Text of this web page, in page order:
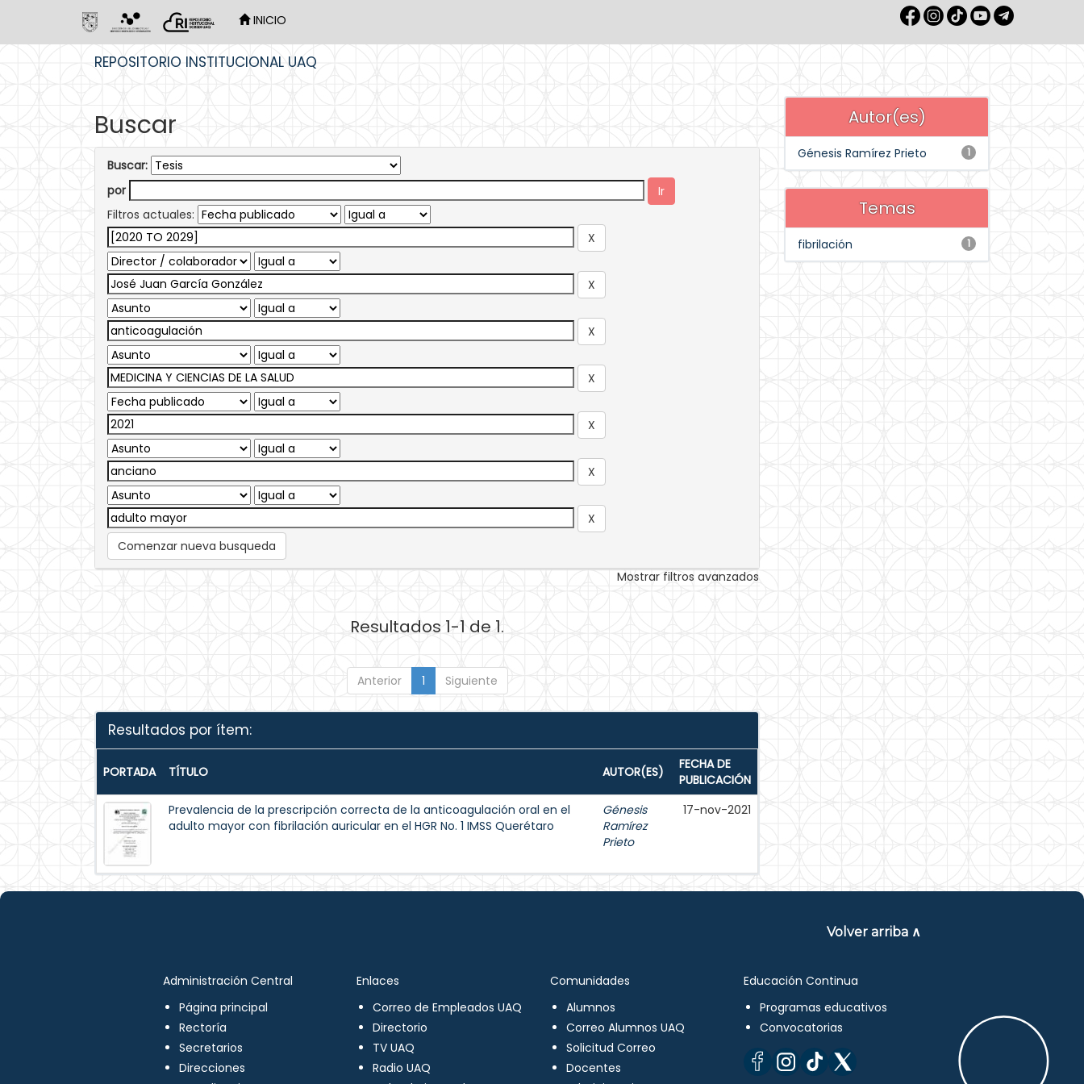
INICIO
REPOSITORIO INSTITUCIONAL UAQ
Buscar
Buscar:
por
Filtros actuales:
Comenzar nueva busqueda
Mostrar filtros avanzados
Resultados 1-1 de 1.
Anterior 1 Siguiente
Resultados por ítem:
PORTADA TÍTULO AUTOR(ES)
FECHA DE
PUBLICACIÓN
Prevalencia de la prescripción correcta de la anticoagulación oral en el
adulto mayor con fibrilación auricular en el HGR No. 1 IMSS Querétaro
Génesis
Ramírez
Prieto
17-nov-2021
Autor(es)
1
Génesis Ramírez Prieto
Temas
1
fibrilación
Volver arriba ∧
Administración Central
Página principal
Rectoría
Secretarios
Direcciones
Enlaces
Correo de Empleados UAQ
Directorio
TV UAQ
Radio UAQ
Comunidades
Alumnos
Correo Alumnos UAQ
Solicitud Correo
Docentes
Educación Continua
Programas educativos
Convocatorias